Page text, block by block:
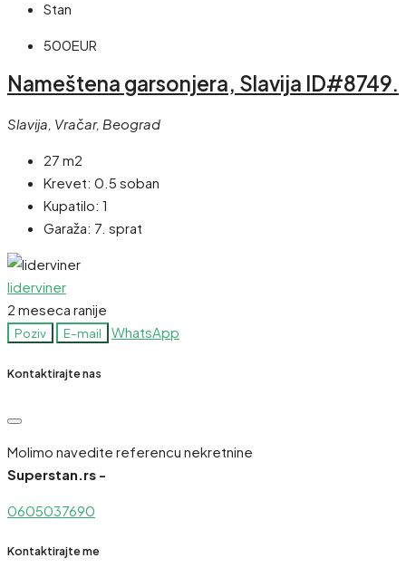
Stan
500EUR
Nameštena garsonjera, Slavija ID#8749.
Slavija, Vračar, Beograd
27 m2
Krevet: 0.5 soban
Kupatilo: 1
Garaža: 7. sprat
liderviner
2 meseca ranije
Poziv E-mail WhatsApp
Kontaktirajte nas
Molimo navedite referencu nekretnine
Superstan.rs -
0605037690
Kontaktirajte me